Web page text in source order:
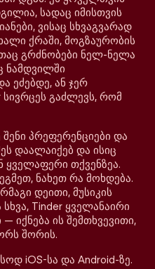
სადაც იმისთვის
ვისაც სხვაგვარად
ქრაში, მოგზაურობის
გრძნობები ნელ-ნელა
ნამდვილში
ეძებდე, ან ჯერ
გაძლევს, რომ
პრეფერენციები და
დაალაიქებ და ისიც
ყველაფერი თქვენზეა.
ნახეთ რა მოხდება.
დეითი, მუსიკის
Tinder ყველანაირი
იქნება ის შემთხვევითი,
შორის.
iOS-სა და Android-ზე.